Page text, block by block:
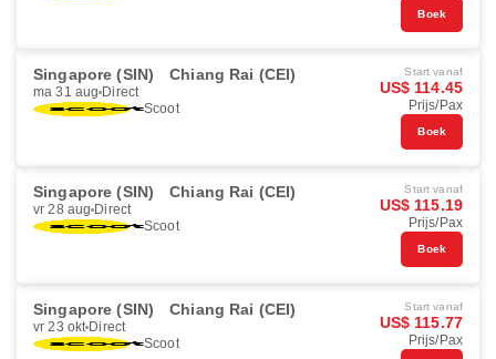
Boek
Singapore (SIN) Chiang Rai (CEI)
ma 31 aug Direct
Scoot
Start vanaf
US$ 114.45
Prijs/Pax
Boek
Singapore (SIN) Chiang Rai (CEI)
vr 28 aug Direct
Scoot
Start vanaf
US$ 115.19
Prijs/Pax
Boek
Singapore (SIN) Chiang Rai (CEI)
vr 23 okt Direct
Scoot
Start vanaf
US$ 115.77
Prijs/Pax